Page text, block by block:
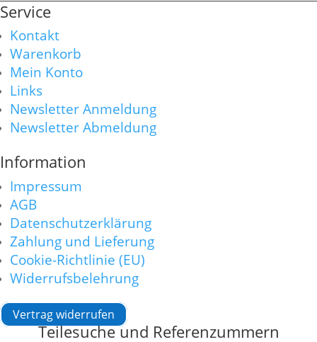
Service
Kontakt
Warenkorb
Mein Konto
Links
Newsletter Anmeldung
Newsletter Abmeldung
Information
Impressum
AGB
Datenschutzerklärung
Zahlung und Lieferung
Cookie-Richtlinie (EU)
Widerrufsbelehrung
Vertrag widerrufen
Teilesuche und Referenzummern